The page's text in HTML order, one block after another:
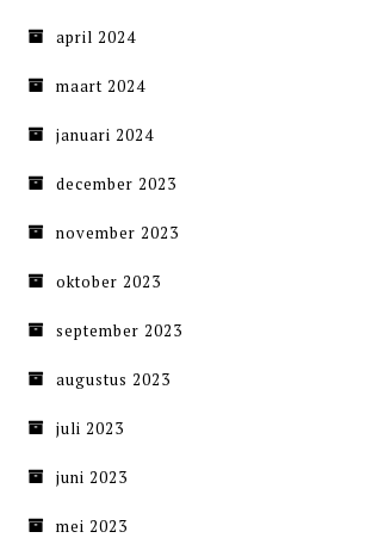
april 2024
maart 2024
januari 2024
december 2023
november 2023
oktober 2023
september 2023
augustus 2023
juli 2023
juni 2023
mei 2023